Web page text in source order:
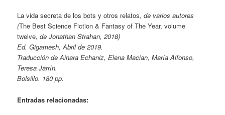
La vida secreta de los bots y otros relatos, de varios autores
(The Best Science Fiction & Fantasy of The Year, volume
twelve, de Jonathan Strahan, 2018)
Ed. Gigamesh, Abril de 2019.
Traducción de Ainara Echaniz, Elena Macian, María Alfonso,
Teresa Jarrín.
Bolsillo. 180 pp.
Entradas relacionadas: